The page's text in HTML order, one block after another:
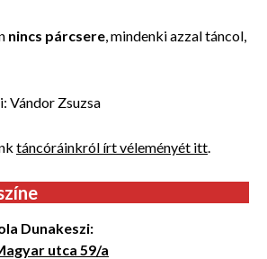
nincs párcsere , mindenki azzal táncol,
Vándor Zsuzsa
táncóráinkról írt véleményét itt
Dunakeszi:
utca 59/a